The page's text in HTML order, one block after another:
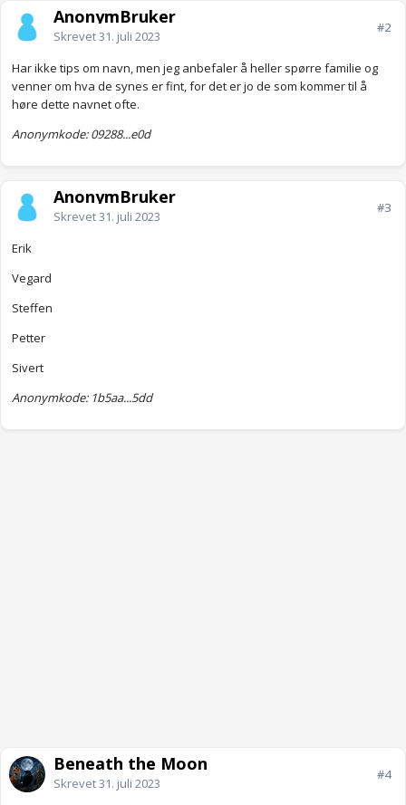
AnonymBruker
Skrevet31. juli 2023
#2
Har ikke tips om navn, men jeg anbefaler å heller spørre familie og
venner om hva de synes er fint, for det er jo de som kommer til å
høre dette navnet ofte.
Anonymkode: 09288...e0d
AnonymBruker
Skrevet31. juli 2023
#3
Erik
Vegard
Steffen
Petter
Sivert
Anonymkode: 1b5aa...5dd
Beneath the Moon
Skrevet31. juli 2023
#4